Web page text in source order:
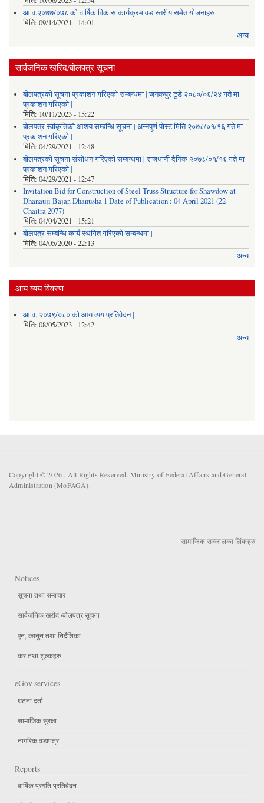
आ.व.२०७७/०७८ को वार्षिक विकास कार्यक्रम वडास्तरीय समेत योजनाहरु
मिति: 09/14/2021 - 14:01
अन्य
सार्वजनिक खरिद/बोलपत्र सूचना
बोलपत्रको सूचना प्रकाशन गरिएको सम्बन्धमा | जनकपुर टुडे २०८०/०६/२४ गते मा
प्रकाशन गरिएको |
मिति: 10/11/2023 - 15:22
बोलपत्र स्वीकृतिको आशय सम्बन्धि सूचना | अन्नपूर्ण पोस्ट मिति २०७८/०१/१६ गते मा
प्रकाशन गरिएको |
मिति: 04/29/2021 - 12:48
बोलपत्रको सूचना संसोधन गरिएको सम्बन्धमा | राजधानी दैनिक २०७८/०१/१६ गते मा
प्रकाशन गरिएको |
मिति: 04/29/2021 - 12:47
Invitation Bid for Construction of Steel Truss Structure for Shawdow at
Dhanauji Bajar, Dhanusha 1 Date of Publication : 04 April 2021 (22
Chaitra 2077)
मिति: 04/04/2021 - 15:21
बोलपत्र सम्बन्धि कार्य स्थगित गरिएको सम्बन्धमा |
मिति: 04/05/2020 - 22:13
अन्य
आय व्यय विवरण
आ.व. २०७९/०८० को आय व्यय प्रतिवेदन |
मिति: 08/05/2023 - 12:42
अन्य
Copyright © 2026 . All Rights Reserved. Ministry of Federal Affairs and General
Administration (MoFAGA).
सामाजिक सञ्जालका लिंकहरु
Notices
सूचना तथा समाचार
सार्वजनिक खरीद /बोलपत्र सूचना
एन, कानुन तथा निर्देशिका
कर तथा शुल्कहरु
eGov services
घटना दर्ता
सामाजिक सुरक्षा
नागरिक वडापत्र
Reports
वार्षिक प्रगति प्रतिवेदन